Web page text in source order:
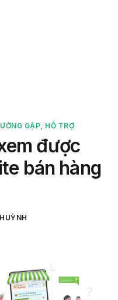
GẶP, HỖ TRỢ
được
bán hàng